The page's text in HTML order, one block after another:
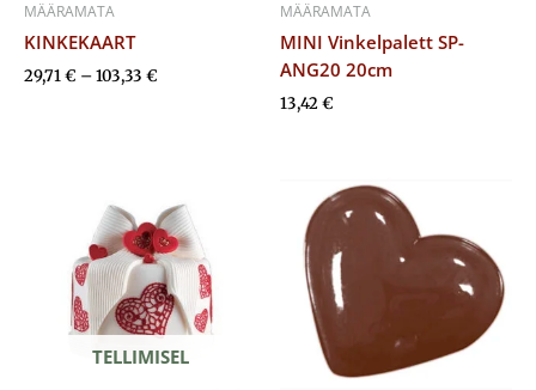
MÄÄRAMATA
KINKEKAART
29,71€ –103,33 €
MÄÄRAMATA
MINI Vinkelpalett SP-
ANG20 20cm
13,42€
TELLIMISEL